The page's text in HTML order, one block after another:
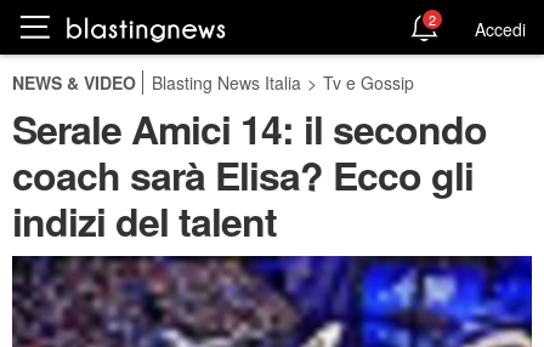
2 Accedi
NEWS & VIDEO Blasting News Italia > Tv e Gossip
Serale Amici 14: il secondo
coach sarà Elisa? Ecco gli
indizi del talent